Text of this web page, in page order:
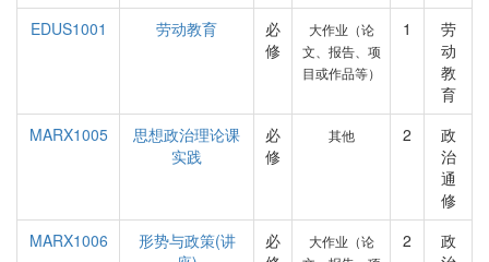
EDUS1001
劳动教育
必
修
大作业（论
文、报告、项
目或作品等）
1
劳
动
教
育
MARX1005
思想政治理论课
实践
必
修
其他 2
政
治
通
修
MARX1006
形势与政策(讲
必
大作业（论
2
政